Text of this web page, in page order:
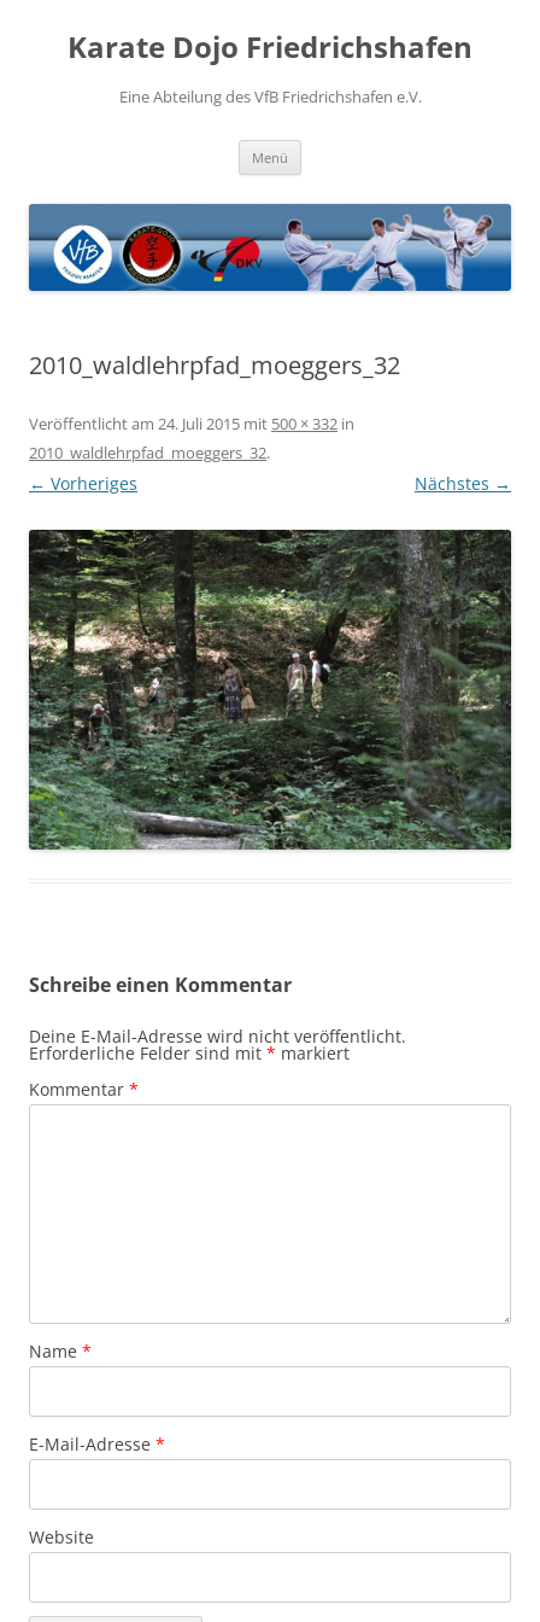
springenKarate Dojo Friedrichshafen
Eine Abteilung des VfB Friedrichshafen e.V.
Menü
2010_waldlehrpfad_moeggers_32
Veröffentlicht am 24. Juli 2015 mit 500 × 332 in
2010_waldlehrpfad_moeggers_32.
← Vorheriges Nächstes →
Schreibe einen Kommentar
Deine E-Mail-Adresse wird nicht veröffentlicht.
Erforderliche Felder sind mit * markiert
Kommentar *
Name *
E-Mail-Adresse *
Website